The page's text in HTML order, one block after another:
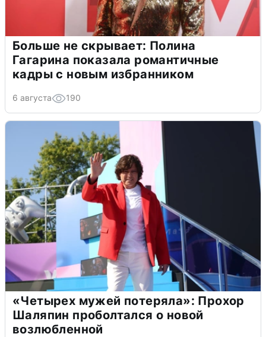
Больше не скрывает: Полина
Гагарина показала романтичные
кадры с новым избранником
6 августа 190
«Четырех мужей потеряла»: Прохор
Шаляпин проболтался о новой
возлюбленной